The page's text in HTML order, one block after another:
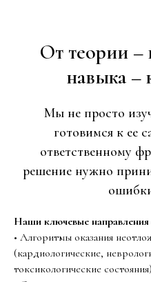
От теории –
навыка –
Мы не просто
готовимся к ее
ответственному
решение нужно
Наши ключевые
• Алгоритмы оказания
(кардиологические,
токсикологические